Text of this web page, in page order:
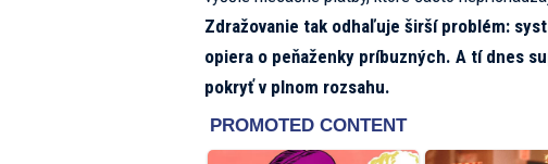
Zdražovanie tak odhaľuje širší problém:
opiera o peňaženky príbuzných. A tí dnes
pokryť v plnom rozsahu.